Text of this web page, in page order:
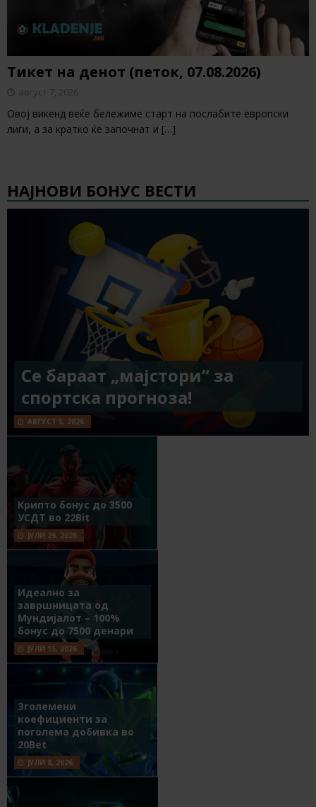
Тикет на денот (петок, 07.08.2026)
август 7, 2026
Овој викенд веќе бележиме старт на послабите европски
лиги, а за кратко ќе започнат и […]
НАЈНОВИ БОНУС ВЕСТИ
Се бараат „мајстори“ за
спортска прогноза!
АВГУСТ 5, 2026
Крипто бонус до 3500
УСДТ во 22Bit
ЈУЛИ 29, 2026
Идеално за
завршницата од
Мундијалот – 100%
бонус до 7500 денари
ЈУЛИ 15, 2026
Зголемени
коефициенти за
поголема добивка во
20Bet
ЈУЛИ 8, 2026